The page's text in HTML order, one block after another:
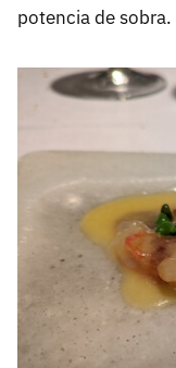
potencia de sobra.